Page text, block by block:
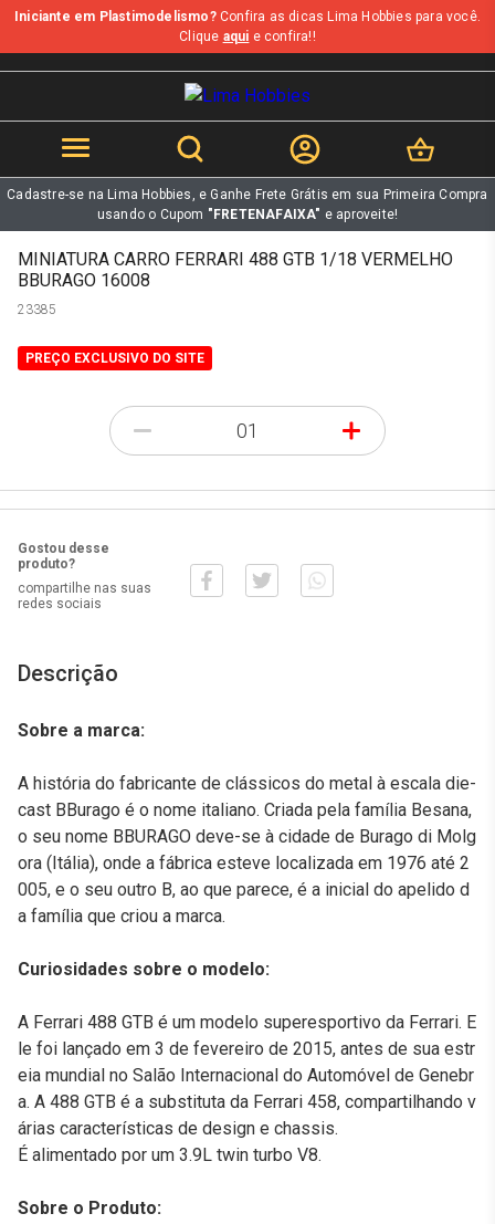
b
Iniciante em Plastimodelismo?Confira as dicas Lima Hobbies para você.
Clique aqui e confira!!
Cadastre-se na Lima Hobbies, e Ganhe Frete Grátis em sua Primeira Compra
usando o Cupom "FRETENAFAIXA" e aproveite!
MINIATURA CARRO FERRARI 488 GTB 1/18 VERMELHO
BBURAGO 16008
23385
PREÇO EXCLUSIVO DO SITE
- +
Gostou desse
produto?
compartilhe nas suas
redes sociais
Descrição
Sobre a marca:
A história do fabricante de clássicos do metal à escala die-
cast BBurago é o nome italiano. Criada pela família Besana,
o seu nome BBURAGO deve-se à cidade de Burago di Molg
ora (Itália), onde a fábrica esteve localizada em 1976 até 2
005, e o seu outro B, ao que parece, é a inicial do apelido d
a família que criou a marca.
Curiosidades sobre o modelo:
A Ferrari 488 GTB é um modelo superesportivo da Ferrari. E
le foi lançado em 3 de fevereiro de 2015, antes de sua estr
eia mundial no Salão Internacional do Automóvel de Genebr
a. A 488 GTB é a substituta da Ferrari 458, compartilhando v
árias características de design e chassis.
É alimentado por um 3.9L twin turbo V8.
Sobre o Produto: